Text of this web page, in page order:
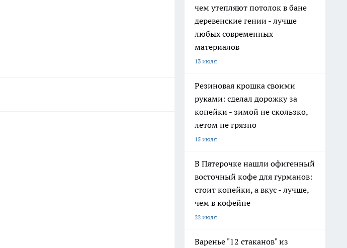
чем утепляют потолок в бане
деревенские гении - лучше
любых современных
материалов
13 июля
Резиновая крошка своими
руками: сделал дорожку за
копейки - зимой не скользко,
летом не грязно
15 июля
В Пятерочке нашли офигенный
восточный кофе для гурманов:
стоит копейки, а вкус - лучше,
чем в кофейне
22 июля
Варенье "12 стаканов" из